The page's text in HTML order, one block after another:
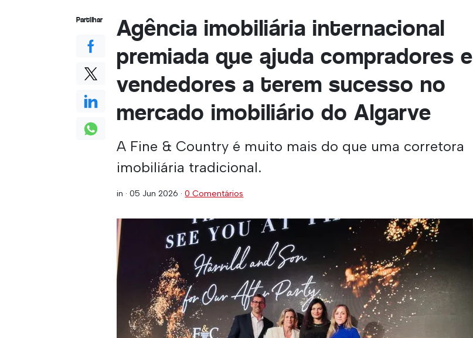
Agência imobiliária internacional
premiada que ajuda compradores e
vendedores a terem sucesso no
mercado imobiliário do Algarve
A Fine & Country é muito mais do que uma corretora
imobiliária tradicional.
in ·05 Jun 2026 ·0 Comentários
Partilhar